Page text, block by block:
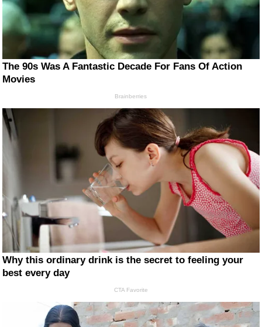
The 90s Was A Fantastic Decade For Fans Of Action
Movies
Brainberries
Why this ordinary drink is the secret to feeling your
best every day
CTA Favorite